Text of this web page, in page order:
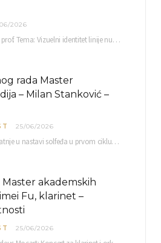
2026
Mentor: Sanja Dević, red. prof. Tema: Vizuelni identitet linije nutricionističkih proizvoda Vita+: Od ambalaže do multimedijalne komunikacije Petak, 03. 07.…
rada Master
– Milan Stanković –
25/06/2026
Tema: Uloga klavirske pratnje u nastavi solfeđa u prvom ciklusu osnovne muzičke škole Mentor…
akademskih
Fu, klarinet –
25/06/2026